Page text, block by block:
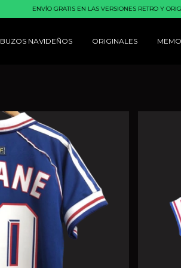
ENVÍO GRATIS EN LAS VERSIONES RETRO Y ORIGINALES
BUZOS NAVIDEÑOS ORIGINALES